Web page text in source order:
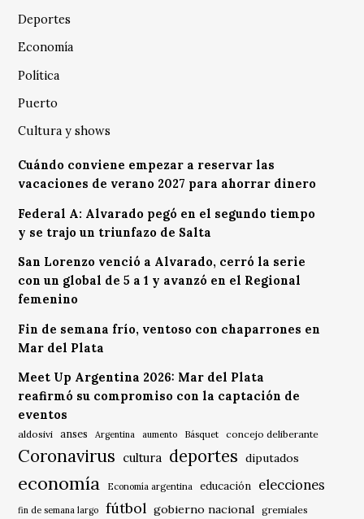
Deportes
Economía
Política
Puerto
Cultura y shows
Cuándo conviene empezar a reservar las
vacaciones de verano 2027 para ahorrar dinero
Federal A: Alvarado pegó en el segundo tiempo
y se trajo un triunfazo de Salta
San Lorenzo venció a Alvarado, cerró la serie
con un global de 5 a 1 y avanzó en el Regional
femenino
Fin de semana frío, ventoso con chaparrones en
Mar del Plata
Meet Up Argentina 2026: Mar del Plata
reafirmó su compromiso con la captación de
eventos
aldosivi anses Argentina aumento Básquet concejo deliberante
Coronavirus cultura deportes diputados
economía Economía argentina educación elecciones
fin de semana largo fútbol gobierno nacional gremiales